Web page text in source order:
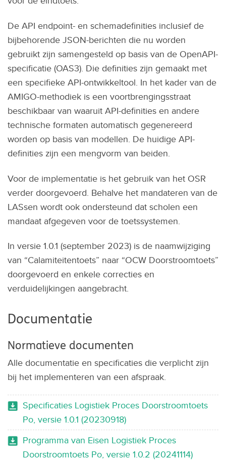
De API endpoint- en schemadefinities inclusief de
bijbehorende JSON-berichten die nu worden
gebruikt zijn samengesteld op basis van de OpenAPI-
specificatie (OAS3). Die definities zijn gemaakt met
een specifieke API-ontwikkeltool. In het kader van de
AMIGO-methodiek is een voortbrengingsstraat
beschikbaar van waaruit API-definities en andere
technische formaten automatisch gegenereerd
worden op basis van modellen. De huidige API-
definities zijn een mengvorm van beiden.
Voor de implementatie is het gebruik van het OSR
verder doorgevoerd. Behalve het mandateren van de
LASsen wordt ook ondersteund dat scholen een
mandaat afgegeven voor de toetssystemen.
In versie 1.0.1 (september 2023) is de naamwijziging
van “Calamiteitentoets” naar “OCW Doorstroomtoets”
doorgevoerd en enkele correcties en
verduidelijkingen aangebracht.
Documentatie
Normatieve documenten
Alle documentatie en specificaties die verplicht zijn
bij het implementeren van een afspraak.
Specificaties Logistiek Proces Doorstroomtoets
Po, versie 1.0.1 (20230918)
Programma van Eisen Logistiek Proces
Doorstroomtoets Po, versie 1.0.2 (20241114)